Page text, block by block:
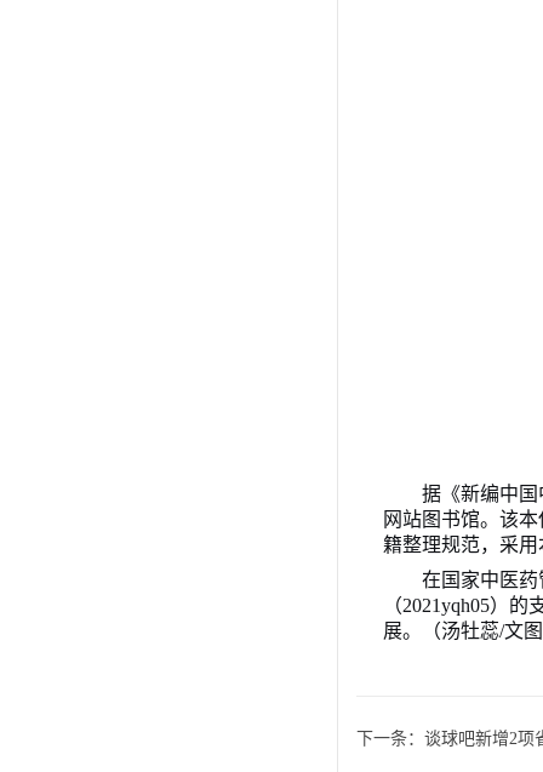
据《新编中
网站图书馆。该
籍整理规范，采
在国家中医
（2021yqh05）
展。
（汤牡蕊/文
下一条： 谈球吧新增2项